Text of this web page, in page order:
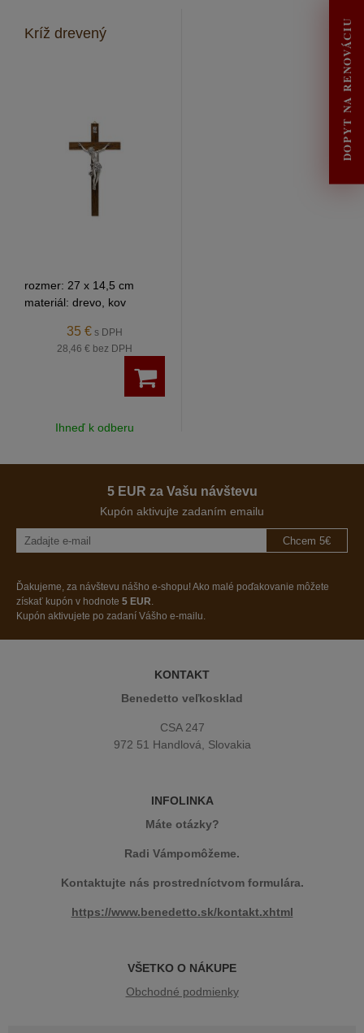
DOPYT NA RENOVÁCIU
Kríž drevený
rozmer: 27 x 14,5 cm
materiál: drevo, kov
35 € s DPH
28,46 € bez DPH
Ihneď k odberu
5 EUR za Vašu návštevu
Kupón aktivujte zadaním emailu
Chcem 5€
Ďakujeme, za návštevu nášho e-shopu! Ako malé poďakovanie môžete
získať kupón v hodnote 5 EUR.
Kupón aktivujete po zadaní Vášho e-mailu.
KONTAKT
Benedetto veľkosklad
CSA 247
972 51 Handlová, Slovakia
INFOLINKA
Máte otázky?
Radi Vámpomôžeme.
Kontaktujte nás prostredníctvom formulára.
https://www.benedetto.sk/kontakt.xhtml
VŠETKO O NÁKUPE
Obchodné podmienky